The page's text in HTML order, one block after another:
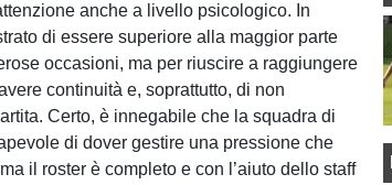
anche a livello psicologico. In
di essere superiore alla maggior parte
occasioni, ma per riuscire a raggiungere
continuità e, soprattutto, di non
Certo, è innegabile che la squadra di
di dover gestire una pressione che
il roster è completo e con l’aiuto dello staff